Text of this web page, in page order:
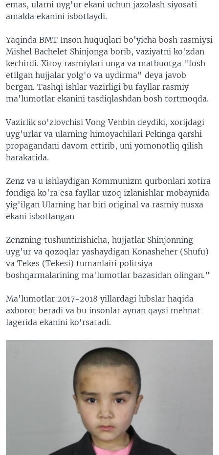
emas, ularni uyg'ur ekani uchun jazolash siyosati
amalda ekanini isbotlaydi.
Yaqinda BMT Inson huquqlari bo'yicha bosh rasmiysi
Mishel Bachelet Shinjonga borib, vaziyatni ko'zdan
kechirdi. Xitoy rasmiylari unga va matbuotga "fosh
etilgan hujjalar yolg'o va uydirma" deya javob
bergan. Tashqi ishlar vazirligi bu fayllar rasmiy
ma'lumotlar ekanini tasdiqlashdan bosh tortmoqda.
Vazirlik so'zlovchisi Vong Venbin deydiki, xorijdagi
uyg'urlar va ularning himoyachilari Pekinga qarshi
propagandani davom ettirib, uni yomonotliq qilish
harakatida.
Zenz va u ishlaydigan Kommunizm qurbonlari xotira
fondiga ko'ra esa fayllar uzoq izlanishlar mobaynida
yig'ilgan Ularning har biri original va rasmiy nusxa
ekani isbotlangan
Zenzning tushuntirishicha, hujjatlar Shinjonning
uyg'ur va qozoqlar yashaydigan Konasheher (Shufu)
va Tekes (Tekesi) tumanlairi politsiya
boshqarmalarining ma'lumotlar bazasidan olingan.”
Ma'lumotlar 2017-2018 yillardagi hibslar haqida
axborot beradi va bu insonlar aynan qaysi mehnat
lagerida ekanini ko'rsatadi.